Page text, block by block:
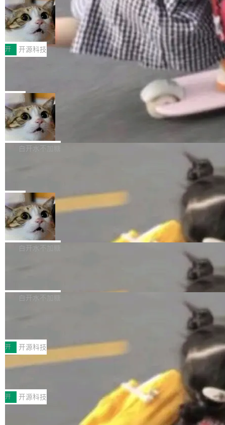
哪些组合有效，作者说，你得靠"文档、校验、或
者部落知识"。 换个写法。Rust 的 enum，两个
变体：Switchable...
有科技公司做的一样。只不过，实际上它不一
样。这是 Sandstorm.io 的重制版，我十年前的
那个创业公司。不同的是，这次它构建在 Cloudf
lare Workers 上——我花了九年时间搭建的平台
——并且深度集成了 AI。这基本上是我十年秘密
Workers 和 Durable Objects 的守护进程。 设
计思路很直接：每个对象是一个独立的 SQLite
数据库，按名称寻址，复制到你自己的 S3 兼容
存储库里。节点之间只通过这个存储库协调——
没有控制平面，没有共识协议。每个对象自带一
个小型数据库，应用天然按分片构建，单个数据
库的竞争和爆炸半径问题在设计层面就被消除
了。 闲置的 cell 会休眠到几乎不占资源。当 cel
l 迁移或唤醒时，新宿主从 S3 恢复 SQLite 数据
库继续执行。存储库是持久化的唯一真相...
鲁大师7月新机性能/流畅/AI榜：vivo夺
性能、流畅双第一，三星Galaxy Z系列
新折叠缺席
2026年7月的手机市场，由于存储等硬件成本暴
增，手机厂商的日子也不好过啊，新机速度明显
放缓，因此硝烟味淡了许多。新机参数规格除开
高价的三星折叠（三星Galaxy Z Fold8 Ultra / Z
Fold8 / Z Flip8）外，其余要么是中低端机器，
例如iQOO Z11i、REDMI Note 17、REDMI No
te 17 Pro、OPPO K15，要么是vivo X300 E这
样的次旗舰。 Galaxy Z Fold8 Ultra / Z Fold8 /
Z Flip8三款折叠屏新机均在7月22日发布，且全
部搭载骁龙8 Elite Gen5 for Galaxy，它们本该
开 开源科技
Zed 编辑器团队发布了新项目——DeltaDB，一
个在 git commit 之间记录每一次编辑操作的版
本控制系统。目前处于 Early Access 阶段。 De
ltaDB 的核心思路直接写在 landing page 最显
眼的位置：「Software is made between com
mits」——软件是在 commit 之间写出来的。git
是把这段空隙补上。 回退到任何一次编辑：Delt
aDB 捕获 commit 之间的每一次操作，...
局
SpaceXAI 单季资本开支达 183 亿美元
根据风险投资人Tomer Tunguz 博客（VC 分
析）披露的最新分析与第二季度业绩报告，Spac
微软同期总资本开支的四成。 与亚马逊、Alpha
bet、微软以及 Meta 等传统科技巨头相比，Spa
ceXAI的资金消耗速度尤为引人瞩目。然而，支
撑庞大支出的资金来源却呈现出截然不同的面
貌。数据显示，微软和 Meta 主要依托充沛的经
白开水不加糖
一个在终端里运行的编程 agent；Muse Spark
1.2，驱动这个 agent 的新模型。一句话概括：
你可以用 curl -fsSL https://dev.meta.ai/install.
sh | bash 安装一个能在大项目里自动规划、写
代码、验证结果的 AI 终端工具。 据介绍，Muse
个主 agent 循环，外加一组后台 agent。这些后
局
美团开源 LoHoSearch，用知识图谱校
准 AI 能力认知
机器出题的前提，是让机器拥有全局视野。整个
构建流程可以分为四个环节：建图 → 控制难度
白开水不加糖
库，并将作为transport接入Mooncake TENT。
MPComm将作为一种传输引擎接入Mooncake T
ENT，实现零拷贝传输性能提升30%、非零拷贝
传输性能最高提升5倍。UCL-MPComm底层基
于自研UCL-Engine通信引擎，后续腾讯网平将
持续开源更多基于UCL-Engine的高性能通信组
件。 腾讯网平团队在UCL-MPComm中实现了一
个独立于业务线程的全局通信引擎（Engine），
白开水不加糖
型案例入选名单》，深信服“面向企业研发场景的
开源 AI 编程平台 CoStrict 应用”凭借卓越的技术
创新与落地成效成功入选。 全链路私有化部署，
助力企业AI研发安全落地 当前，越来越多企业已
经开始引入 AI Coding 工具，通过调用公有云模
型或企业内部部署模型提升研发效率。但随着 AI
Coding 从个人辅助工具逐步走向团队级、组织
开 开源科技
深信服AI算力网关入选工信部人工智能
前不久，工业和信息化部正式发布《2025年人工
智能应用典型案例名单》，集中展示人工智能在
各领域的应用成果，覆盖技术底座、行业赋能、
产品应用、支撑保障、专题等五大方向。深信服
开 开源科技
Jeff Dean 离开 Google：一个时代的结